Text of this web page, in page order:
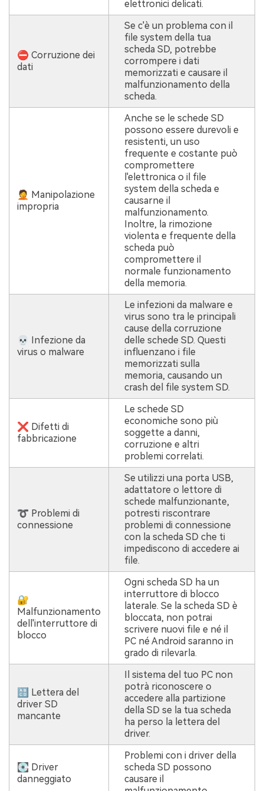
elettronici delicati.
⛔ Corruzione dei
dati
Se c'è un problema con il
file system della tua
scheda SD, potrebbe
corrompere i dati
memorizzati e causare il
malfunzionamento della
scheda.
🤦 Manipolazione
impropria
Anche se le schede SD
possono essere durevoli e
resistenti, un uso
frequente e costante può
compromettere
l'elettronica o il file
system della scheda e
causarne il
malfunzionamento.
Inoltre, la rimozione
violenta e frequente della
scheda può
compromettere il
normale funzionamento
della memoria.
💀 Infezione da
virus o malware
Le infezioni da malware e
virus sono tra le principali
cause della corruzione
delle schede SD. Questi
influenzano i file
memorizzati sulla
memoria, causando un
crash del file system SD.
❌ Difetti di
fabbricazione
Le schede SD
economiche sono più
soggette a danni,
corruzione e altri
problemi correlati.
➰ Problemi di
connessione
Se utilizzi una porta USB,
adattatore o lettore di
schede malfunzionante,
potresti riscontrare
problemi di connessione
con la scheda SD che ti
impediscono di accedere ai
file.
🔐
Malfunzionamento
dell'interruttore di
blocco
Ogni scheda SD ha un
interruttore di blocco
laterale. Se la scheda SD è
bloccata, non potrai
scrivere nuovi file e né il
PC né Android saranno in
grado di rilevarla.
🔠 Lettera del
driver SD
mancante
Il sistema del tuo PC non
potrà riconoscere o
accedere alla partizione
della SD se la tua scheda
ha perso la lettera del
driver.
💽 Driver
danneggiato
Problemi con i driver della
scheda SD possono
causare il